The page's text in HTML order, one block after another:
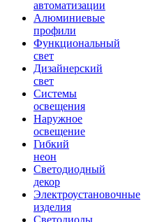
автоматизации
Алюминиевые
профили
Функциональный
свет
Дизайнерский
свет
Системы
освещения
Наружное
освещение
Гибкий
неон
Светодиодный
декор
Электроустановочные
изделия
Светодиоды